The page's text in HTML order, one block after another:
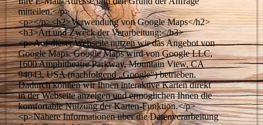
mitteilen.</p>
<p></p><h2>Verwendung von Google Maps</h2>
<h3>Art und Zweck der Verarbeitung:</h3>
<p>Auf dieser Webseite nutzen wir das Angebot von
Google Maps. Google Maps wird von Google LLC,
1600 Amphitheatre Parkway, Mountain View, CA
94043, USA (nachfolgend „Google“) betrieben.
Dadurch können wir Ihnen interaktive Karten direkt
in der Webseite anzeigen und ermöglichen Ihnen die
komfortable Nutzung der Karten-Funktion.</p>
<p>Nähere Informationen über die Datenverarbeitung